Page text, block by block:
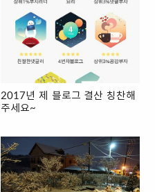
2017년 제 블로그 결산 칭찬해
주세요~